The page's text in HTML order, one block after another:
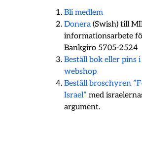
Bli medlem
Donera(Swish) till
informationsarbete
Bankgiro 5705-2524
Beställ bok eller pins
webshop
Beställ broschyren
Israel” med
argument.